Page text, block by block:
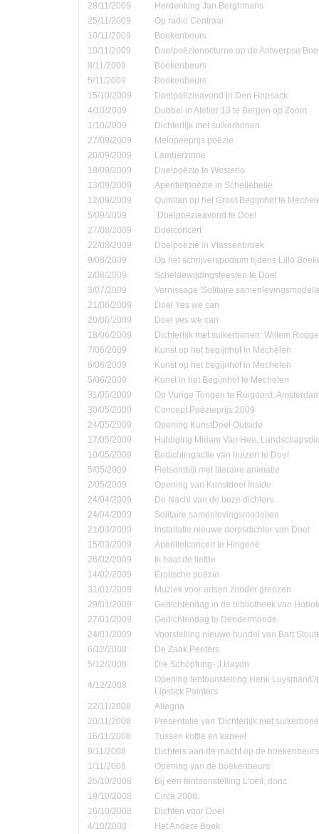
28/11/2009
Herdenking Jan Berghmans
25/11/2009
Op radio Centraal
10/11/2009
Boekenbeurs
10/11/2009
Doelpoëzienocturne op de Antwerpse
8/11/2009
Boekenbeurs
5/11/2009
Boekenbeurs
15/10/2009
Doelpoëzieavond in Den Hopsack
4/10/2009
Dubbel in Atelier 13 te Bergen op Zoom
1/10/2009
Dichterlijk met suikerbonen
27/09/2009
Melopeeprijs poëzie
20/09/2009
Lamberzinne
18/09/2009
Doelpoëzie te Westerlo
13/09/2009
Aperitiefpoëzie in Schellebelle
12/09/2009
Quirilian op het Groot Begijnhof te
5/09/2009
¨Doelpoëzieavond te Doel
27/08/2009
Doelconcert
22/08/2009
Doelpoëzie in Vlassenbroek
9/08/2009
Op het schrijverspodium tijdens Lillo
2/08/2009
Scheldewijdingsfeesten te Doel
3/07/2009
Vernissage 'Solitaire
21/06/2009
Doel Yes we can
20/06/2009
Doel yes we can
18/06/2009
Dichterlijk met suikerbonen: Willem
7/06/2009
Kunst op het begijnhof in Mechelen
6/06/2009
Kunst op het begijnhof in Mechelen
5/06/2009
Kunst in het Begijnhof te Mechelen
31/05/2009
Op Vurige Tongen te Ruigoord,
30/05/2009
Concept Poëzieprijs 2009
24/05/2009
Opening KunstDoel Outside
17/05/2009
Huldiging Miriam Van Hee,
10/05/2009
Bedichtingactie van huizen te Doel
5/05/2009
Fietsontbijt met literaire animatie
2/05/2009
Opening van Kunstdoel Inside
24/04/2009
De Nacht van de boze dichters
24/04/2009
Solitaire samenlevingsmodellen
21/03/2009
Installatie nieuwe dorpsdichter van Doel
15/03/2009
Aperitiefconcert te Hingene
26/02/2009
Ik haat de liefde
14/02/2009
Erotische poëzie
31/01/2009
Muziek voor artsen zonder grenzen
29/01/2009
Gedichtendag in de bibliotheek van
27/01/2009
Gedichtendag te Dendermonde
24/01/2009
Voorstelling nieuwe bundel van Bart
6/12/2008
De Zaak Peeters
5/12/2008
Die Schöpfung- J.Haydn
4/12/2008
Opening tentoonstelling Henk Luysman/
Lipstick Painters
22/11/2008
Allegria
20/11/2008
Presentatie van 'Dichterlijk met
16/11/2008
Tussen koffie en kaneel
9/11/2008
Dichters aan de macht op de boekenbeurs
1/11/2008
Opening van de boekenbeurs
25/10/2008
Bij een tentoonstelling L'oeil, donc
19/10/2008
Circa 2008
16/10/2008
Dichten voor Doel
4/10/2008
Het Andere Boek